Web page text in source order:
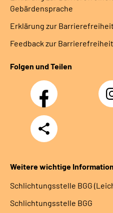
Gebärdensprache
Erklärung zur
Feedback zur Barrierefreiheit
Folgen und Teilen
Facebook
Teilen
Weitere wichtige
Schlich­tungs­stel­le BGG
Schlich­tungs­stel­le BGG